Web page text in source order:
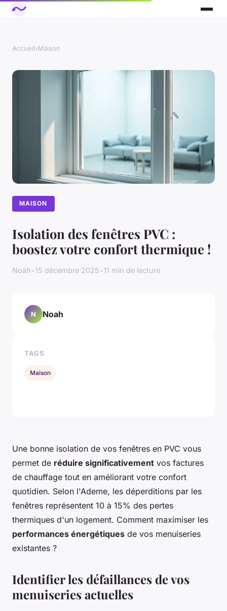
Accueil›Maison
MAISON
Isolation des fenêtres PVC :
boostez votre confort thermique !
Noah•15 décembre 2025•11 min de lecture
Une bonne isolation de vos fenêtres en PVC vous
permet de réduire significativement vos factures
de chauffage tout en améliorant votre confort
quotidien. Selon l'Ademe, les déperditions par les
fenêtres représentent 10 à 15% des pertes
thermiques d'un logement. Comment maximiser les
performances énergétiques de vos menuiseries
existantes ?
Identifier les défaillances de vos
menuiseries actuelles
N Noah
TAGS
Maison